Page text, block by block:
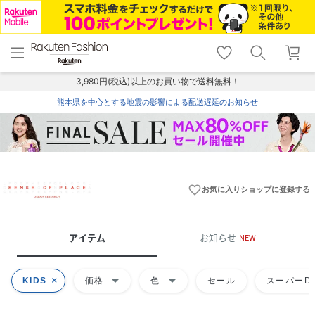
menu home
トップ
shopping_cart lock_outline
ログイン
3,980円(税込)以上のお買い物で送料無料！
熊本県を中心とする地震の影響による配送遅延のお知らせ
favorite_borderお気に入りショップに登録する
アイテム お知らせ NEW
KIDS 価格 arrow_drop_down 色 arrow_drop_down セール スーパー